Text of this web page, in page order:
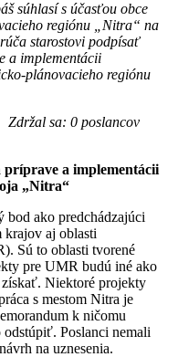
súhlasí s účasťou obce
regiónu „Nitra“ na
starostovi podpísať
a implementácii
plánovacieho regiónu
Zdržal sa: 0 poslancov
a implementácii
„Nitra“
bod ako predchádzajúci
krajov aj oblasti
Sú to oblasti tvorené
pre UMR budú iné ako
získať. Niektoré projekty
s mestom Nitra je
k ničomu
Poslanci nemali
na uznesenia.